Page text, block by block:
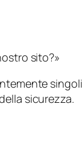
sito?»
sicurezza.